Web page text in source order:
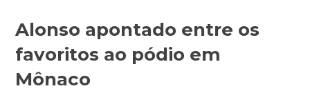
Alonso apontado entre os
favoritos ao pódio em
Mônaco